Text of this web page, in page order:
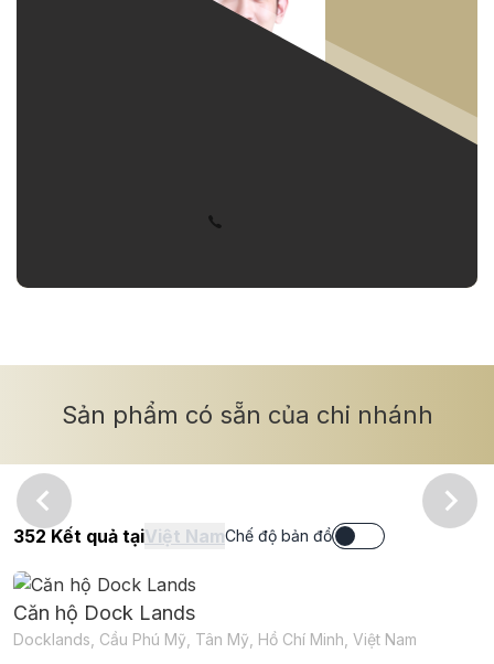
Nội thất tầm trung
Tất cả Cộng đồng an ninh
Tầng hầm
Sản phẩm có sẵn của chi nhánh
352 Kết quả tạiViệt NamChế độ bản đồ
Căn hộ Dock Lands
Docklands, Cầu Phú Mỹ, Tân Mỹ, Hồ Chí Minh, Việt Nam